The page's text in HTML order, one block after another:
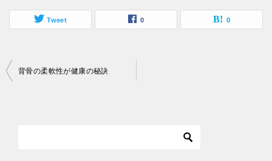
Tweet 0 0
投
背骨の柔軟性が健康の秘訣